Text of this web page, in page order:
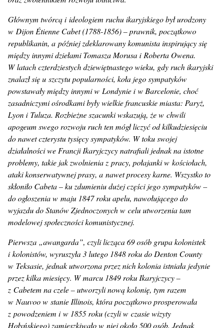
Głównym twórcą i ideologiem ruchu ikaryjskiego był urodzony
w Dijon Étienne Cabet (1788-1856) – prawnik, początkowo
republikanin, a później zdeklarowany komunista inspirujący się
między innymi dziełami Tomasza Morusa i Roberta Owena.
W latach czterdziestych dziewiętnastego wieku, gdy ruch ikaryjski
znalazł się u szczytu popularności, koła jego sympatyków
powstawały między innymi w Londynie i w Barcelonie, choć
zasadniczymi ośrodkami były wielkie francuskie miasta: Paryż,
Lyon i Tuluza. Rozbieżne szacunki wskazują, że w chwili
apogeum swego rozwoju ruch ten mógł liczyć od kilkudziesięciu
do nawet czterystu tysięcy sympatyków. W toku swojej
działalności we Francji Ikaryjczycy natrafiali jednak na istotne
problemy, takie jak zwolnienia z pracy, połajanki w kościołach,
ataki konserwatywnej prasy, a nawet procesy karne. Wszystko to
skłoniło Cabeta – ku zdumieniu dużej części jego sympatyków –
do ogłoszenia w maju 1847 roku apelu, nawołującego do
wyjazdu do Stanów Zjednoczonych w celu utworzenia tam
modelowej społeczności komunistycznej.
Pierwsza „awangarda”, czyli licząca 69 osób grupa kolonistek
i kolonistów, wyruszyła 3 lutego 1848 roku do Denton County
w Teksasie, jednak utworzona przez nich kolonia istniała jedynie
przez kilka miesięcy. W marcu 1849 roku Ikaryjczycy –
z Cabetem na czele – utworzyli nową kolonię, tym razem
w Nauvoo w stanie Illinois, która początkowo prosperowała
z powodzeniem i w 1855 roku (czyli w czasie wizyty
Hołyńskiego) zamieszkiwało w niej około 500 osób. Jednak